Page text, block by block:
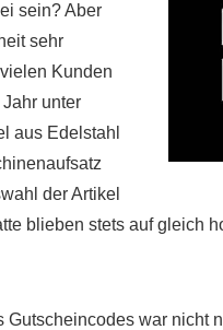
sein? Aber
sehr
Kunden
unter
aus Edelstahl
der Artikel
blieben stets auf gleich
war nicht